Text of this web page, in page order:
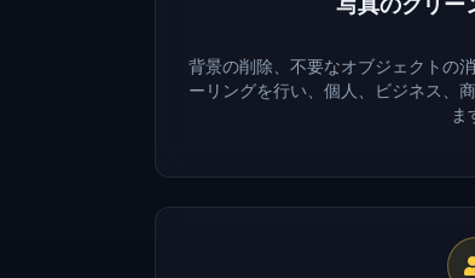
背景の削除、不要なオブジェクトの
ーリングを行い、個人、ビジネス、
ま